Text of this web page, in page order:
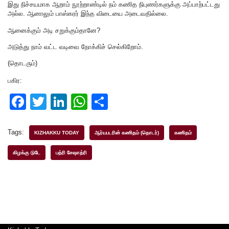
இது நிச்சயமாக ஆறாம் நூற்றாண்டில் நம் கணித நிபுணர்களுக்கு அப்பாற்பட்டது
அல்ல. ஆனாலும் பாஸ்கரர் இந்த விடையை அடைவதில்லை.
ஆனைக்கும் அடி சறுக்கும்தானே?
அடுத்து நாம் வட்ட வடிவை நோக்கிச் செல்கிறோம்.
(தொடரும்)
பகிர:
F
c
e
T
tt
er
Li
k
e
W
at
s
ar
Tags: KIZHAKKU TODAY ஆர்யபடரின் கணிதம் (தொடர்) கணிதம்
கிழக்கு டுடே பத்ரி சேஷாத்ரி